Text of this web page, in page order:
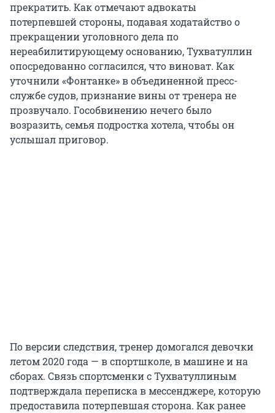
прекратить. Как отмечают адвокаты
потерпевшей стороны, подавая ходатайство о
прекращении уголовного дела по
нереабилитирующему основанию, Тухватуллин
опосредованно согласился, что виноват. Как
уточнили «Фонтанке» в объединенной пресс-
службе судов, признание вины от тренера не
прозвучало. Гособвинению нечего было
возразить, семья подростка хотела, чтобы он
услышал приговор.
По версии следствия, тренер домогался девочки
летом 2020 года — в спортшколе, в машине и на
сборах. Связь спортсменки с Тухватуллиным
подтверждала переписка в мессенджере, которую
предоставила потерпевшая сторона. Как ранее